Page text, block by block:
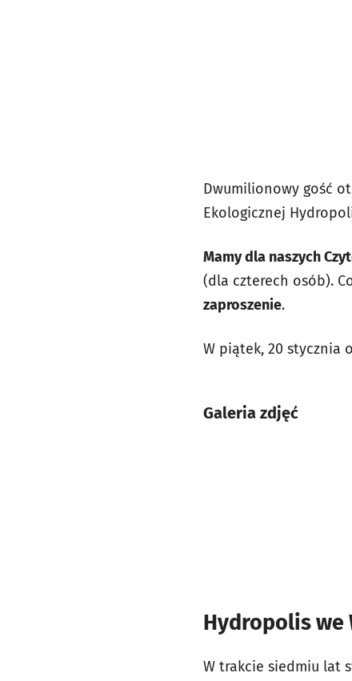
Dwumilionowy gość
Ekologicznej
Mamy dla naszych
(dla czterech osób).
zaproszenie.
W piątek, 20 stycznia
Galeria zdjęć
Hydropolis we
W trakcie siedmiu lat